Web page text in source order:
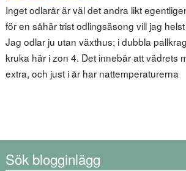
Inget odlarår är väl det andra likt
för en såhär trist odlingsäsong vill jag
Jag odlar ju utan växthus; i dubbla
kruka här i zon 4. Det innebär att vädrets
extra, och just i år har nattemperaturerna
Sök blogginlägg